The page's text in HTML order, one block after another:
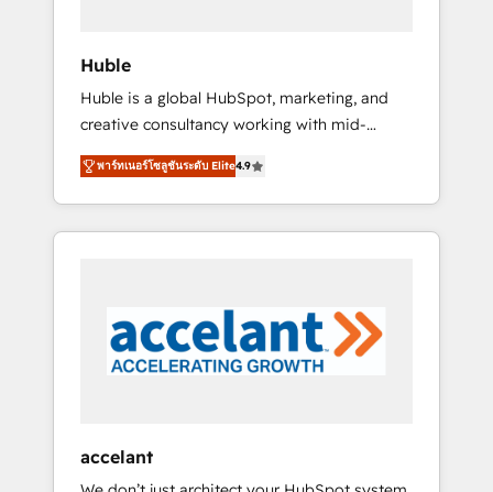
Paypal 💰 Sage or Netsuite 🤖 Google or
Microsoft ✍️ DocuSign or PandaDoc 🌐
Avalara or Quaderno HubSnacks holds the
rare Advanced "Custom Integrations"
Accreditation, securely sync data across... 🔄
any apps, in any direction. Stuck on your old
CRM..? Migrate | seamlessly off your old CRM
our in-house "HubScrub" Tool.
Huble
Huble is a global HubSpot, marketing, and
creative consultancy working with mid-
market and enterprise businesses. We go
beyond implementation, shaping the
strategy, processes, and teams that turn
HubSpot into a genuine growth engine.
5 partners worldwide, and with over 15 years
in the ecosystem, Huble has built a track
record that speaks for itself. One company,
Singapore, and South Africa. Certified
พาร์ทเนอร์โซลูชันระดับ Elite4.9
accelant